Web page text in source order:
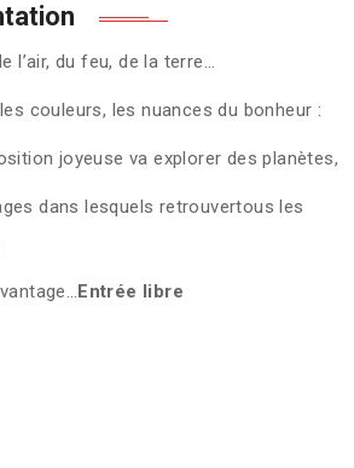
l’air, du feu, de la terre…
couleurs, les nuances du bonheur :
joyeuse va explorer des planètes,
dans lesquels retrouvertous les
Entrée libre